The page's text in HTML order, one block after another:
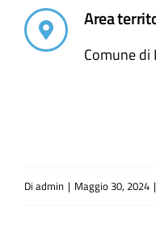
Area
Comune di
Di admin | Maggio 30, 2024 |